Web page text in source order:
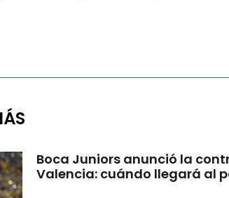
Boca Juniors anunció la
Valencia: cuándo llegará al